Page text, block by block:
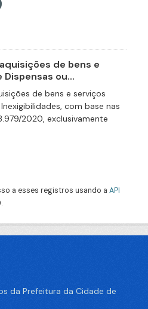
de bens e
ou...
de bens e serviços
com base nas
2020, exclusivamente
a esses registros usando a API
da Prefeitura da Cidade de